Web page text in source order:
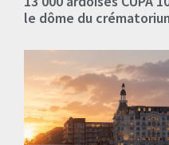
le dôme du